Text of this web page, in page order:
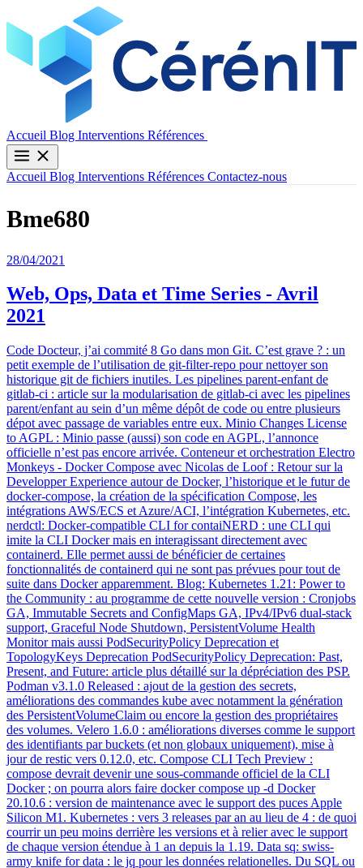
Accueil Blog Interventions Références
Accueil Blog Interventions Références Contactez-nous
Bme680
28/04/2021
Web, Ops, Data et Time Series - Avril
2021
Code Docteur, j’ai commité 8 Go dans mon Git. C’est grave ? : un
petit exemple de l’utilisation de git-filter-repo pour nettoyer son
historique git de fichiers inutiles. Les pipelines parent-enfant de
gitlab-ci : article sur la modularisation de gitlab-ci avec les pipelines
parent/enfant au sein d’un même dépôt de code ou entre plusieurs
dépot avec passage de variables entre eux. Minio Changes License
to AGPL : Minio passe (aussi) son code en AGPL, l’annonce
officielle n’est pas encore arrivée. Conteneur et orchestration Electro
Monkeys - Docker Compose avec Nicolas de Loof : Retour sur la
Developper Experience autour de Docker, l’historique et le futur de
docker-compose, la création de la spécification Compose, les
intégrations AWS/ECS et Azure/ACI, l’intégration Kubernetes, etc.
nerdctl: Docker-compatible CLI for contaiNERD : une CLI qui
imite la CLI Docker mais en interagissant directement avec
containerd. Elle permet aussi de bénéficier de certaines
fonctionnalités de containerd qui ne sont pas prévues pour tout de
suite dans Docker apparemment. Blog: Kubernetes 1.21: Power to
the Community : au programme de cette nouvelle version : Cronjobs
GA, Immutable Secrets and ConfigMaps GA, IPv4/IPv6 dual-stack
support, Graceful Node Shutdown, PersistentVolume Health
Monitor mais aussi PodSecurityPolicy Deprecation et
TopologyKeys Deprecation PodSecurityPolicy Deprecation: Past,
Present, and Future: article plus détaillé sur la dépréciation des PSP.
Podman v3.1.0 Released : ajout de la gestion des secrets,
améliorations des commandes kube avec notamment la génération
des PersistentVolumeClaim ou encore la gestion des propriétaires
des volumes. Velero 1.6.0 : améliorations diverses comme le support
des identifiants par buckets (et non globaux uniquement), mise à
jour de restic vers 0.12.0, etc. Compose CLI Tech Preview :
compose devrait devenir une sous-commande officiel de la CLI
Docker ; on pourra alors faire docker compose up -d Docker
20.10.6 : version de maintenance avec le support des puces Apple
Silicon M1. Kubernetes : vers 3 releases par an au lieu de 4 : de quoi
courrir un peu moins derrière les versions et à relier avec le support
de chaque version étendue à 1 an depuis la 1.19. Data sq: swiss-
army knife for data : le jq pour les données relationelles. Du SQL ou